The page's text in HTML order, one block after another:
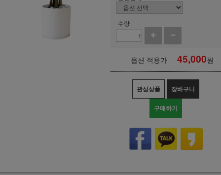
수량
옵션 적용가 45,000원
관심상품 장바구니
구매하기